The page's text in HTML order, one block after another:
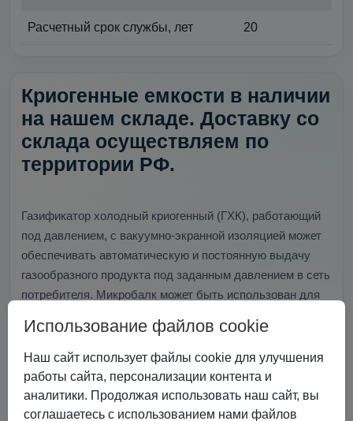
Расчетный срок службы, лет 20
Криогенные емкости в наличии
на нашем складе. Доставку со
склада осуществляем по
территории РФ.
Газификатор холодный криогенный (ГХК), работающий
под давлением, с вакуумно-экранной изоляцией может
обеспечивать автоматическую и постоянную выдачу
газообразного продукта под заданным давлением в сеть
потребителя. Микробалк может быть использован для
Использование файлов cookie
Наш сайт использует файлы cookie для улучшения
работы сайта, персонализации контента и
аналитики. Продолжая использовать наш сайт, вы
соглашаетесь с использованием нами файлов